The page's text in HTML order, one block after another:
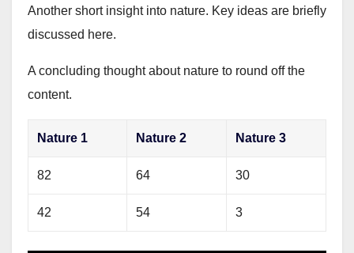
Another short insight into nature. Key ideas are briefly
discussed here.
A concluding thought about nature to round off the
content.
Nature 1 Nature 2 Nature 3
82 64 30
42 54 3